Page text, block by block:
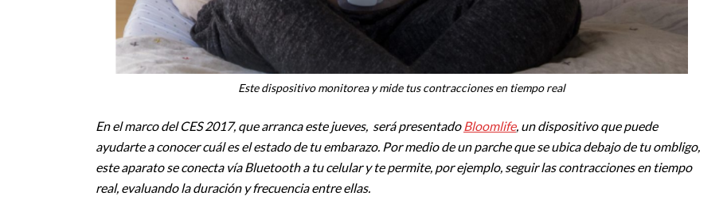
Este dispositivo monitorea y mide tus contracciones en tiempo real
En el marco del CES 2017, que arranca este jueves, será presentadoBloomlife, un dispositivo que puede
ayudarte a conocer cuál es el estado de tu embarazo. Por medio de un parche que se ubica debajo de tu ombligo,
este aparato se conecta vía Bluetooth a tu celular y te permite, por ejemplo, seguir las contracciones en tiempo
real, evaluando la duración y frecuencia entre ellas.